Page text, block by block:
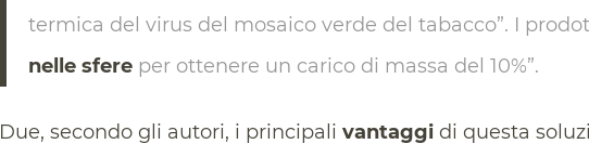
termica del virus del mosaico verde del tabacco”. I
nelle sfere per ottenere un carico di massa del 10%”.
Due, secondo gli autori, i principali vantaggi di questa